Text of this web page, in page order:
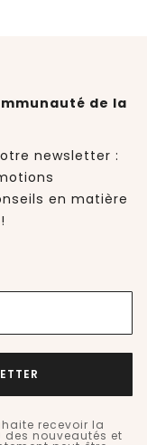
de la
newsletter :
en matière
recevoir la
des nouveautés et